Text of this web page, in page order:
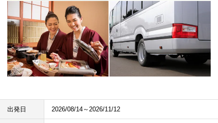
出発日 2026/08/14～2026/11/12